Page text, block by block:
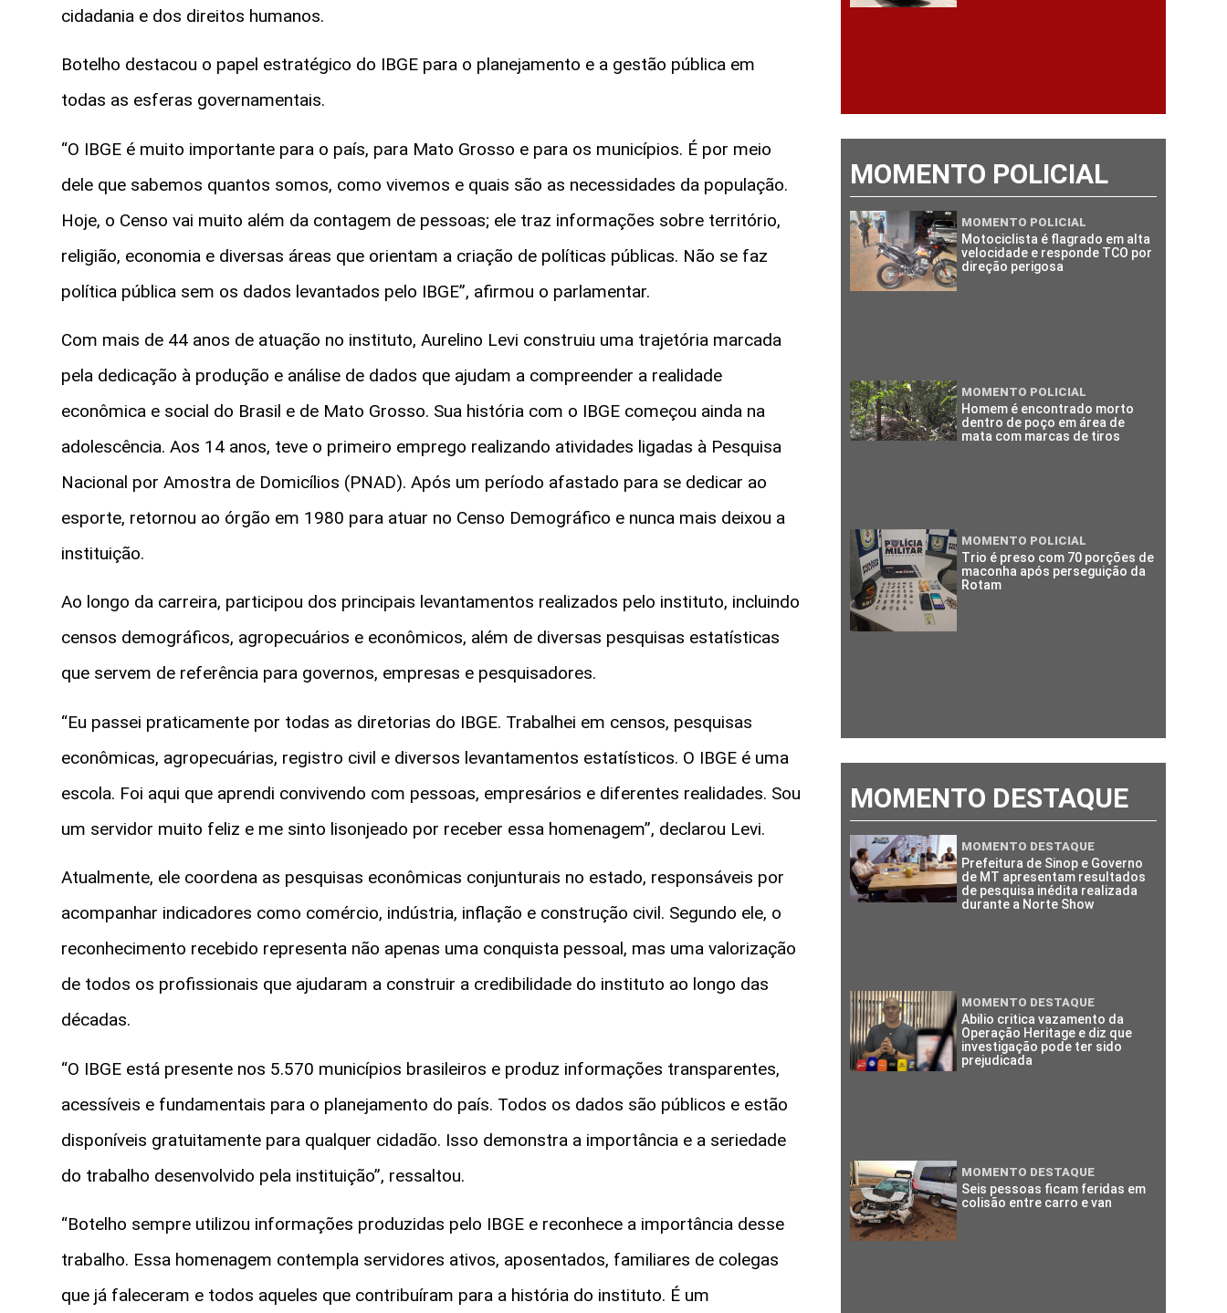
cidadania e dos direitos humanos.
Botelho destacou o papel estratégico do IBGE para o planejamento e a gestão pública em
todas as esferas governamentais.
“O IBGE é muito importante para o país, para Mato Grosso e para os municípios. É por meio
dele que sabemos quantos somos, como vivemos e quais são as necessidades da população.
Hoje, o Censo vai muito além da contagem de pessoas; ele traz informações sobre território,
religião, economia e diversas áreas que orientam a criação de políticas públicas. Não se faz
política pública sem os dados levantados pelo IBGE”, afirmou o parlamentar.
Com mais de 44 anos de atuação no instituto, Aurelino Levi construiu uma trajetória marcada
pela dedicação à produção e análise de dados que ajudam a compreender a realidade
econômica e social do Brasil e de Mato Grosso. Sua história com o IBGE começou ainda na
adolescência. Aos 14 anos, teve o primeiro emprego realizando atividades ligadas à Pesquisa
Nacional por Amostra de Domicílios (PNAD). Após um período afastado para se dedicar ao
esporte, retornou ao órgão em 1980 para atuar no Censo Demográfico e nunca mais deixou a
instituição.
Ao longo da carreira, participou dos principais levantamentos realizados pelo instituto, incluindo
censos demográficos, agropecuários e econômicos, além de diversas pesquisas estatísticas
que servem de referência para governos, empresas e pesquisadores.
“Eu passei praticamente por todas as diretorias do IBGE. Trabalhei em censos, pesquisas
econômicas, agropecuárias, registro civil e diversos levantamentos estatísticos. O IBGE é uma
escola. Foi aqui que aprendi convivendo com pessoas, empresários e diferentes realidades. Sou
um servidor muito feliz e me sinto lisonjeado por receber essa homenagem”, declarou Levi.
Atualmente, ele coordena as pesquisas econômicas conjunturais no estado, responsáveis por
acompanhar indicadores como comércio, indústria, inflação e construção civil. Segundo ele, o
reconhecimento recebido representa não apenas uma conquista pessoal, mas uma valorização
de todos os profissionais que ajudaram a construir a credibilidade do instituto ao longo das
décadas.
“O IBGE está presente nos 5.570 municípios brasileiros e produz informações transparentes,
acessíveis e fundamentais para o planejamento do país. Todos os dados são públicos e estão
disponíveis gratuitamente para qualquer cidadão. Isso demonstra a importância e a seriedade
do trabalho desenvolvido pela instituição”, ressaltou.
“Botelho sempre utilizou informações produzidas pelo IBGE e reconhece a importância desse
trabalho. Essa homenagem contempla servidores ativos, aposentados, familiares de colegas
que já faleceram e todos aqueles que contribuíram para a história do instituto. É um
MOMENTO POLICIAL
MOMENTO POLICIAL
Motociclista é flagrado em alta
velocidade e responde TCO por
direção perigosa
MOMENTO POLICIAL
Homem é encontrado morto
dentro de poço em área de
mata com marcas de tiros
MOMENTO POLICIAL
Trio é preso com 70 porções de
maconha após perseguição da
Rotam
MOMENTO DESTAQUE
MOMENTO DESTAQUE
Prefeitura de Sinop e Governo
de MT apresentam resultados
de pesquisa inédita realizada
durante a Norte Show
MOMENTO DESTAQUE
Abilio critica vazamento da
Operação Heritage e diz que
investigação pode ter sido
prejudicada
MOMENTO DESTAQUE
Seis pessoas ficam feridas em
colisão entre carro e van